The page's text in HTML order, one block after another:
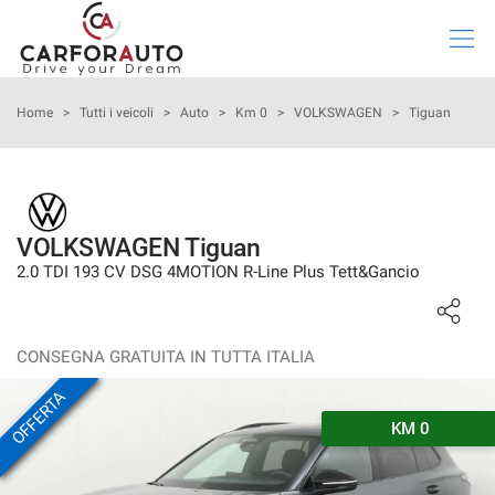
HOME
ACQUISTA IL TUO VEICOLO ONLINE
NOLEGGIO LUNGO TERMINE
CHI SIAMO
ASSISTENZA
Home > Tutti i veicoli > Auto > Km 0 > VOLKSWAGEN > Tiguan
VOLKSWAGEN Tiguan
2.0 TDI 193 CV DSG 4MOTION R-Line Plus Tett&Gancio
CONSEGNA GRATUITA IN TUTTA ITALIA
OFFERTA KM 0
tue
preferenze
di
seguente
pannello
ti
consente
di
tue
di
consenso
alle
tecnologie